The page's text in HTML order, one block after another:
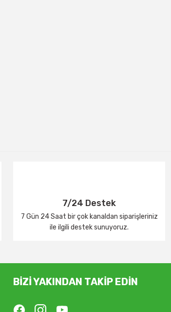
7/24 Destek
7 Gün 24 Saat bir çok kanaldan siparişleriniz
ile ilgili destek sunuyoruz.
BİZİ YAKINDAN TAKİP EDİN